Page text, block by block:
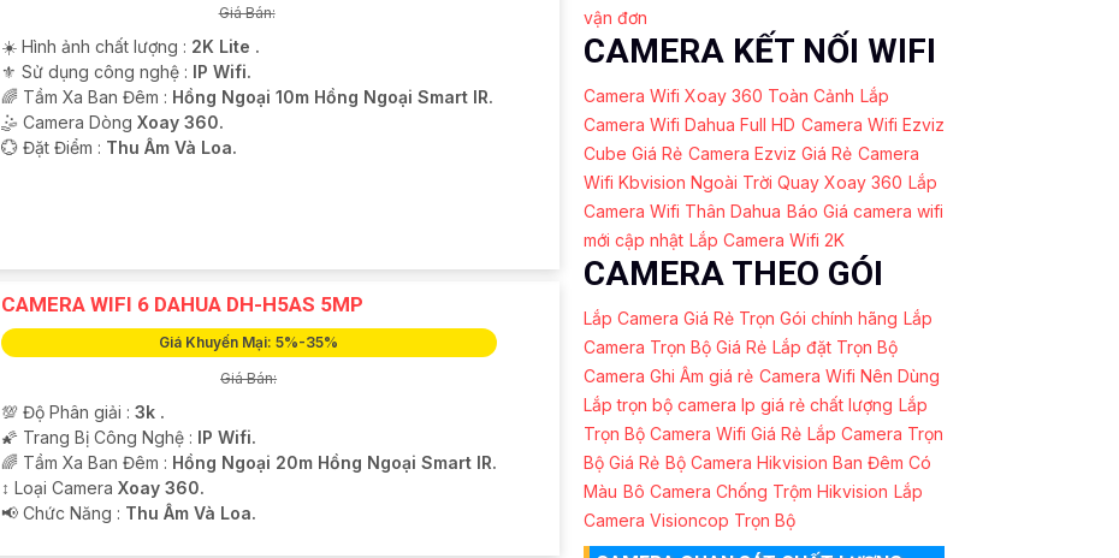
Giá Bán:
☀️ Hình ảnh chất lượng : 2K Lite .
⚜️ Sử dụng công nghệ : IP Wifi.
🌈 Tầm Xa Ban Đêm : Hồng Ngoại 10m Hồng Ngoại Smart IR.
🤹 Camera Dòng Xoay 360.
️💮 Đặt Điểm : Thu Âm Và Loa.
CAMERA WIFI 6 DAHUA DH-H5AS 5MP
Giá Khuyến Mại: 5%-35%
Giá Bán:
💯 Độ Phân giải : 3k .
🌠 Trang Bị Công Nghệ : IP Wifi.
🌈 Tầm Xa Ban Đêm : Hồng Ngoại 20m Hồng Ngoại Smart IR.
↕️ Loại Camera Xoay 360.
️📢 Chức Năng : Thu Âm Và Loa.
vận đơn
CAMERA KẾT NỐI WIFI
Camera Wifi Xoay 360 Toàn Cảnh Lắp
Camera Wifi Dahua Full HD Camera Wifi Ezviz
Cube Giá Rẻ Camera Ezviz Giá Rẻ Camera
Wifi Kbvision Ngoài Trời Quay Xoay 360 Lắp
Camera Wifi Thân Dahua Báo Giá camera wifi
mới cập nhật Lắp Camera Wifi 2K
CAMERA THEO GÓI
Lắp Camera Giá Rẻ Trọn Gói chính hãng Lắp
Camera Trọn Bộ Giá Rẻ Lắp đặt Trọn Bộ
Camera Ghi Âm giá rẻ Camera Wifi Nên Dùng
Lắp trọn bộ camera Ip giá rẻ chất lượng Lắp
Trọn Bộ Camera Wifi Giá Rẻ Lắp Camera Trọn
Bộ Giá Rẻ Bộ Camera Hikvision Ban Đêm Có
Màu Bô Camera Chống Trộm Hikvision Lắp
Camera Visioncop Trọn Bộ